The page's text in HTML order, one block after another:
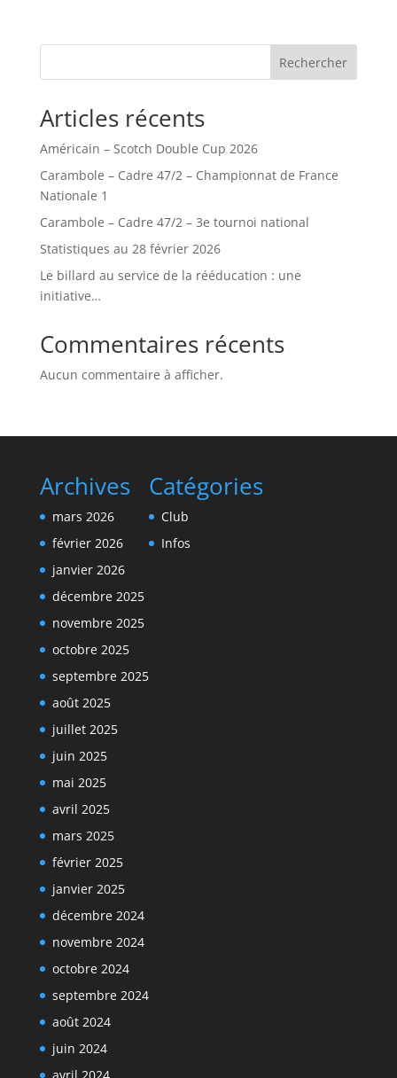
Rechercher
Articles récents
Américain – Scotch Double Cup 2026
Carambole – Cadre 47/2 – Championnat de France
Nationale 1
Carambole – Cadre 47/2 – 3e tournoi national
Statistiques au 28 février 2026
Le billard au service de la rééducation : une
initiative…
Commentaires récents
Aucun commentaire à afficher.
Archives
mars 2026
février 2026
janvier 2026
décembre 2025
novembre 2025
octobre 2025
septembre 2025
août 2025
juillet 2025
juin 2025
mai 2025
avril 2025
mars 2025
février 2025
janvier 2025
décembre 2024
novembre 2024
octobre 2024
septembre 2024
août 2024
juin 2024
Catégories
Club
Infos